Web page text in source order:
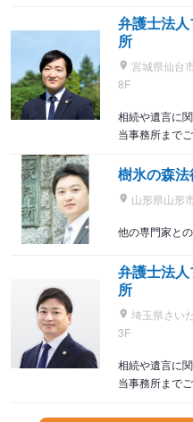
弁護士法
所
宮城県仙台
8F
相続や遺言に
当事務所まで
樹氷の森
山形県山形
他の専門家と
弁護士法
所
埼玉県さい
3F
相続や遺言に
当事務所まで